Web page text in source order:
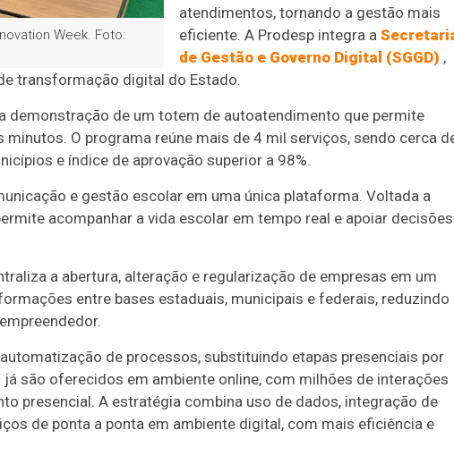
Week. Foto:
atendimentos, tornando a gestão mais
eficiente. A Prodesp integra a
de Gestão e Governo Digital (SGGD) ,
transformação digital do Estado.
demonstração de um totem de autoatendimento que permite
O programa reúne mais de 4 mil serviços, sendo cerca
e índice de aprovação superior a 98%.
e gestão escolar em uma única plataforma. Voltada a
acompanhar a vida escolar em tempo real e apoiar decisões
a abertura, alteração e regularização de empresas em um
entre bases estaduais, municipais e federais, reduzindo
de processos, substituindo etapas presenciais por
são oferecidos em ambiente online, com milhões de interações
presencial. A estratégia combina uso de dados, integração de
de ponta a ponta em ambiente digital, com mais eficiência e